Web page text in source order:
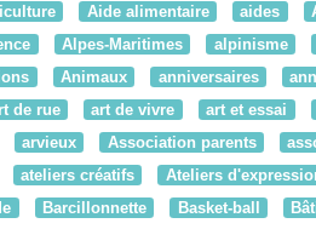
Aide alimentaire aides
Alpes-Maritimes alpinisme
Animaux anniversaires
de rue art de vivre art et essai
arvieux Association parents
ateliers créatifs Ateliers
Barcillonnette Basket-ball